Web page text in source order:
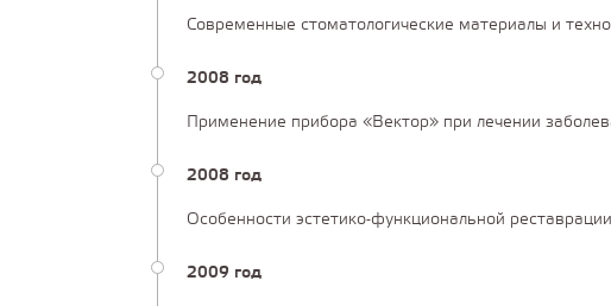
Современные стоматологические материалы и
2008 год
Применение прибора «Вектор» при лечении
2008 год
Особенности эстетико-функциональной
2009 год